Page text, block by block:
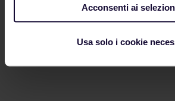
Acconsenti ai
Usa solo i cookie